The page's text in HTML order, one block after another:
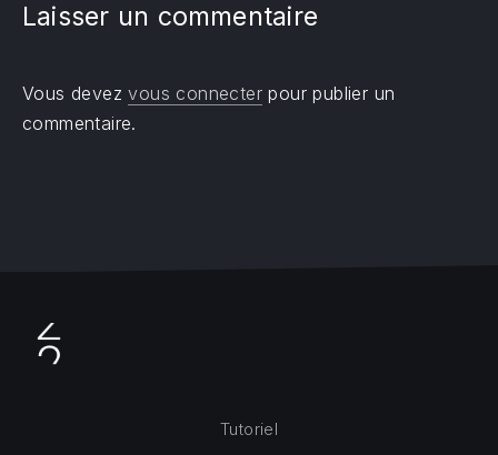
Laisser un commentaire
Vous devezvous connecter pour publier un
commentaire.
Tutoriel